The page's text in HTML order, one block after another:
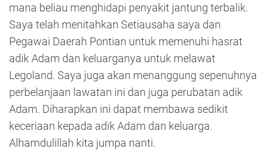
mana beliau menghidapi penyakit jantung terbalik.
Saya telah menitahkan Setiausaha saya dan
Pegawai Daerah Pontian untuk memenuhi hasrat
adik Adam dan keluarganya untuk melawat
Legoland. Saya juga akan menanggung sepenuhnya
perbelanjaan lawatan ini dan juga perubatan adik
Adam. Diharapkan ini dapat membawa sedikit
keceriaan kepada adik Adam dan keluarga.
Alhamdulillah kita jumpa nanti.